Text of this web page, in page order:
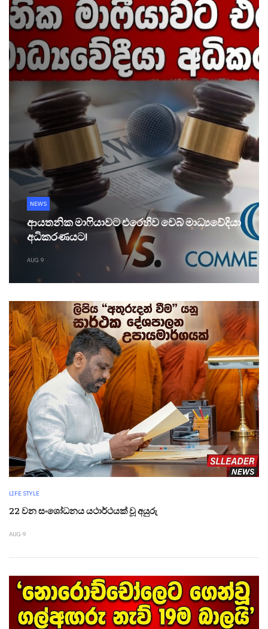
NEWS
ආයතනික මාෆියාවට එරෙහිව වෙබ් මාධ්‍යවේදියා
අධිකරණයට!
AUG 9
LIFE STYLE
22 වන සංශෝධනය යථාර්ථයක් වූ අයුරු
AUG 9